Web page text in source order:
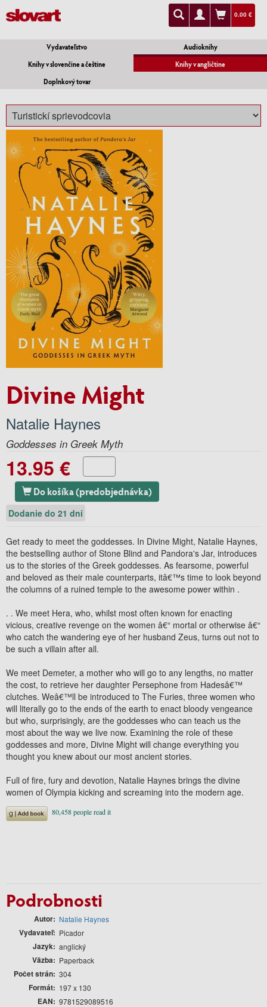
0.00 €
Vydavateľstvo
Audioknihy
Knihy v slovenčine a češtine
Knihy v angličtine
Doplnkový tovar
Divine Might
Natalie Haynes
Goddesses in Greek Myth
13.95 €
Do košíka (predobjednávka)
Dodanie do 21 dní
Get ready to meet the goddesses. In Divine Might, Natalie Haynes,
the bestselling author of Stone Blind and Pandora's Jar, introduces
us to the stories of the Greek goddesses. As fearsome, powerful
and beloved as their male counterparts, itâ€™s time to look beyond
the columns of a ruined temple to the awesome power within .
. . We meet Hera, who, whilst most often known for enacting
vicious, creative revenge on the women â€“ mortal or otherwise â€“
who catch the wandering eye of her husband Zeus, turns out not to
be such a villain after all.
We meet Demeter, a mother who will go to any lengths, no matter
the cost, to retrieve her daughter Persephone from Hadesâ€™
clutches. Weâ€™ll be introduced to The Furies, three women who
will literally go to the ends of the earth to enact bloody vengeance
but who, surprisingly, are the goddesses who can teach us the
most about the way we live now. Examining the role of these
goddesses and more, Divine Might will change everything you
thought you knew about our most ancient stories.
Full of fire, fury and devotion, Natalie Haynes brings the divine
women of Olympia kicking and screaming into the modern age.
Podrobnosti
Autor Natalie Haynes
Vydavateľ Picador
Jazyk anglický
Väzba Paperback
Počet strán 304
Formát 197 x 130
EAN 9781529089516